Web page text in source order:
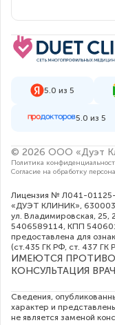
5.0 из 5
5.0 из 5
© 2026 ООО «Дуэт
Политика
Согласие на обработку
Лицензия № Л041-
«ДУЭТ КЛИНИК», 630003,
ул. Владимировская,
5406589114, КПП
предоставлена для
(ст.435 ГК РФ, cт. 437 ГК
ИМЕЮТСЯ
КОНСУЛЬТАЦИЯ
Сведения,
характер и
не является заменой